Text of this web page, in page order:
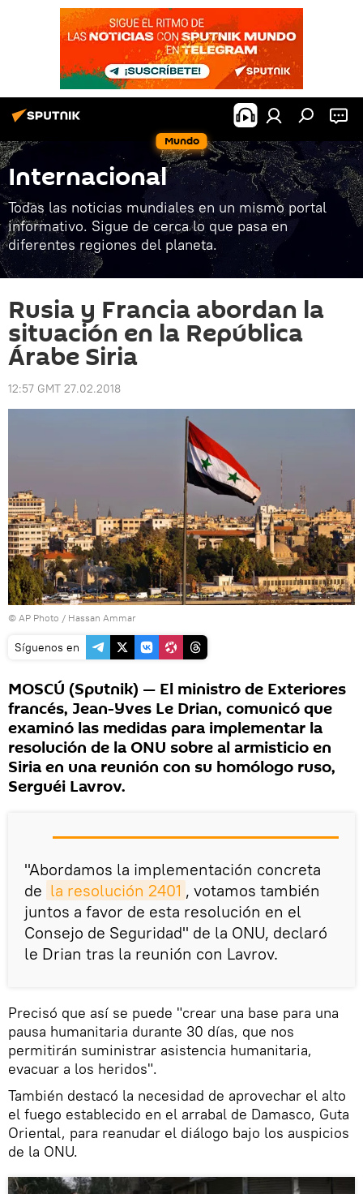
Mundo
Internacional
Todas las noticias mundiales en un mismo portal
informativo. Sigue de cerca lo que pasa en
diferentes regiones del planeta.
Rusia y Francia abordan la
situación en la República
Árabe Siria
12:57 GMT 27.02.2018
© AP Photo / Hassan Ammar
Síguenos en
MOSCÚ (Sputnik) — El ministro de Exteriores
francés, Jean-Yves Le Drian, comunicó que
examinó las medidas para implementar la
resolución de la ONU sobre al armisticio en
Siria en una reunión con su homólogo ruso,
Serguéi Lavrov.
"Abordamos la implementación concreta
de la resolución 2401 , votamos también
juntos a favor de esta resolución en el
Consejo de Seguridad" de la ONU, declaró
le Drian tras la reunión con Lavrov.
Precisó que así se puede "crear una base para una
pausa humanitaria durante 30 días, que nos
permitirán suministrar asistencia humanitaria,
evacuar a los heridos".
También destacó la necesidad de aprovechar el alto
el fuego establecido en el arrabal de Damasco, Guta
Oriental, para reanudar el diálogo bajo los auspicios
de la ONU.